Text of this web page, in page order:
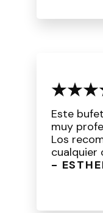
Este
muy
Los
cualquier
-